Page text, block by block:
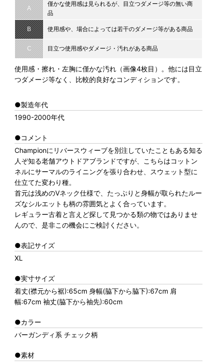
A
僅かな使用感は見られるが、目立つダメージ等の無い商
品
B 使用感や、場合によっては若干のダメージ等がある商品
C 目立つ使用感やダメージ・汚れがある商品
使用感・擦れ・左胸に僅かな汚れ（画像4枚目）。他には目立
つダメージ等なく、比較的良好なコンディションです。
●製造年代
1990-2000年代
●コメント
Championにリバースウィーブを別注していたこともある知る
人ぞ知る老舗アウトドアブランドですが、こちらはコットン
ネルにサーマルのライニングを張り合わせ、スウェット型に
仕立てた変わり種。
首元は浅めのVネック仕様で、たっぷりと身幅が取られたルー
ズなシルエットも柄の雰囲気とよく合っています。
レギュラー古着と言えど探して見つかる類の物ではありませ
んので、是非この機会にご検討ください。
●表記サイズ
XL
●実寸サイズ
着丈(襟元から裾):65cm 身幅(脇下から脇下):67cm 肩
幅:67cm 袖丈(脇下から袖先):60cm
●カラー
バーガンディ系 チェック柄
●素材